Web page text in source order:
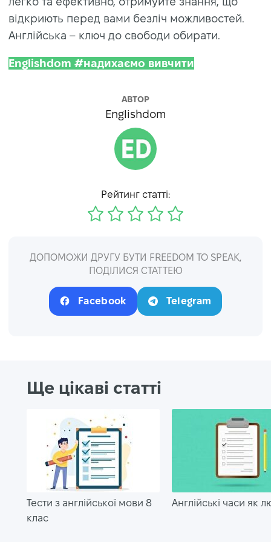
відкриють перед вами безліч можливостей.
Англійська – ключ до свободи обирати.
Englishdom #надихаємо вивчити
АВТОР
Englishdom
Рейтинг статті:
ДОПОМОЖИ ДРУГУ БУТИ FREEDOM TO SPEAK,
ПОДІЛИСЯ СТАТТЕЮ
Facebook Telegram
Ще цікаві статті
Тести з англійської мови 8
клас
Англійські часи як